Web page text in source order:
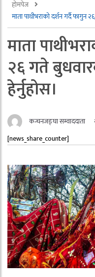
होमपेज
माता पाथीभराको दर्शन गर्दै फागुन
माता
२६ गते
हेर्नुहोस।
कन्चनजङ्घा सम्वाददाता
[news_share_counter]